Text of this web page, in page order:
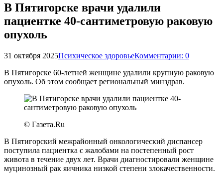
В Пятигорске врачи удалили
пациентке 40-сантиметровую раковую
опухоль
31 октября 2025Психическое здоровьеКомментарии: 0
В Пятигорске 60-летней женщине удалили крупную раковую
опухоль. Об этом сообщает региональный минздрав.
© Газета.Ru
В Пятигорский межрайонный онкологический диспансер
поступила пациентка с жалобами на постепенный рост
живота в течение двух лет. Врачи диагностировали женщине
муцинозный рак яичника низкой степени злокачественности.